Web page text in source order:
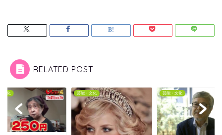
RELATED POST
文化 芸能・文化 芸能・文化